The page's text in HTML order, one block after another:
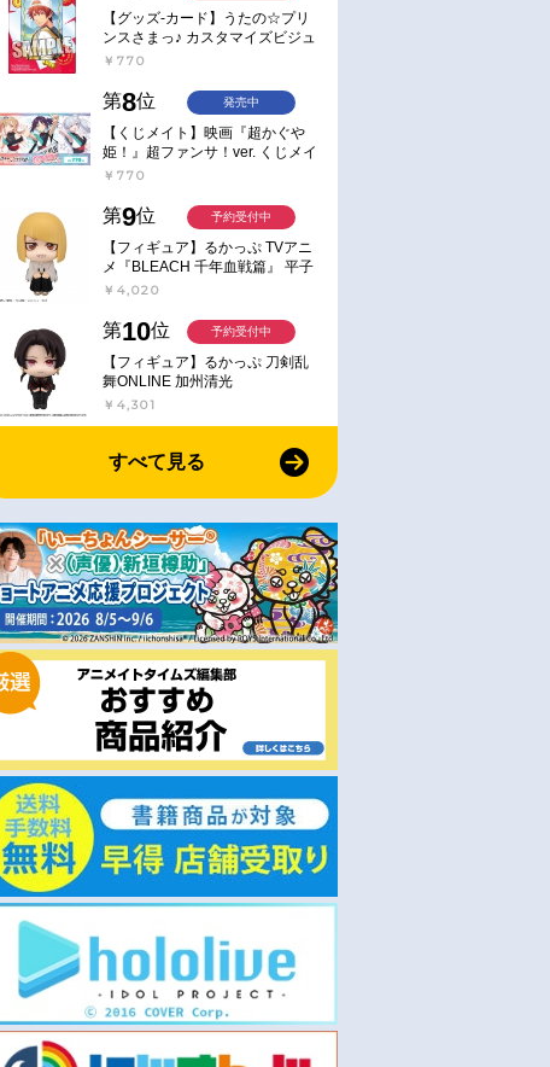
【グッズ-カード】うたの☆プリ
ンスさまっ♪ カスタマイズビジュ
アルカードコレクション Best
￥770
第8位
【くじメイト】映画『超かぐや
姫！』超ファンサ！ver. くじメイ
ト
￥770
発売中
第9位
【フィギュア】るかっぷ TVアニ
メ『BLEACH 千年血戦篇』 平子
真子
￥4,020
予約受付中
第10位
【フィギュア】るかっぷ 刀剣乱
舞ONLINE 加州清光
￥4,301
予約受付中
すべて見る